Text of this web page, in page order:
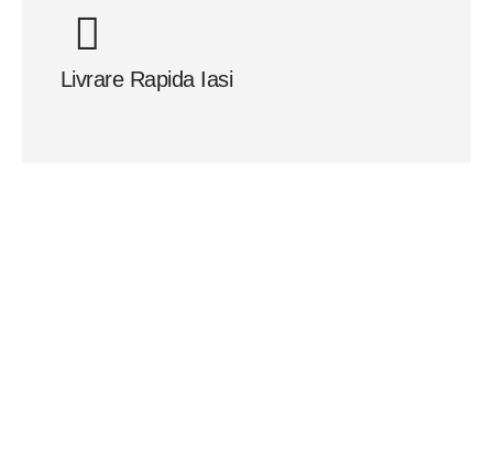
Livrare Rapida Iasi